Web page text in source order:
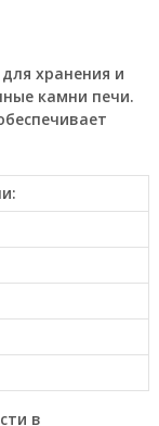
хранения и
камни печи.
в